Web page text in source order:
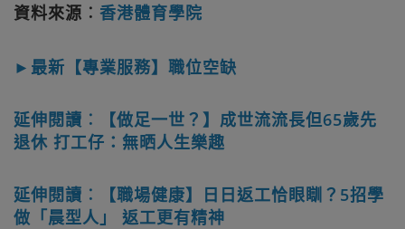
資料來源︰ 香港體育學院
►最新【專業服務】職位空缺
延伸閱讀︰【做足一世？】成世流流長但65歲先
退休 打工仔：無晒人生樂趣
延伸閱讀︰【職場健康】日日返工恰眼瞓？5招學
做「晨型人」 返工更有精神